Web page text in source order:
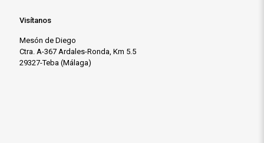
Visítanos
Mesón de Diego
Ctra. A-367 Ardales-Ronda, Km 5.5
29327-Teba (Málaga)